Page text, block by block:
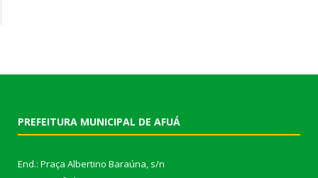
PREFEITURA MUNICIPAL DE AFUÁ
End.: Praça Albertino Baraúna, s/n